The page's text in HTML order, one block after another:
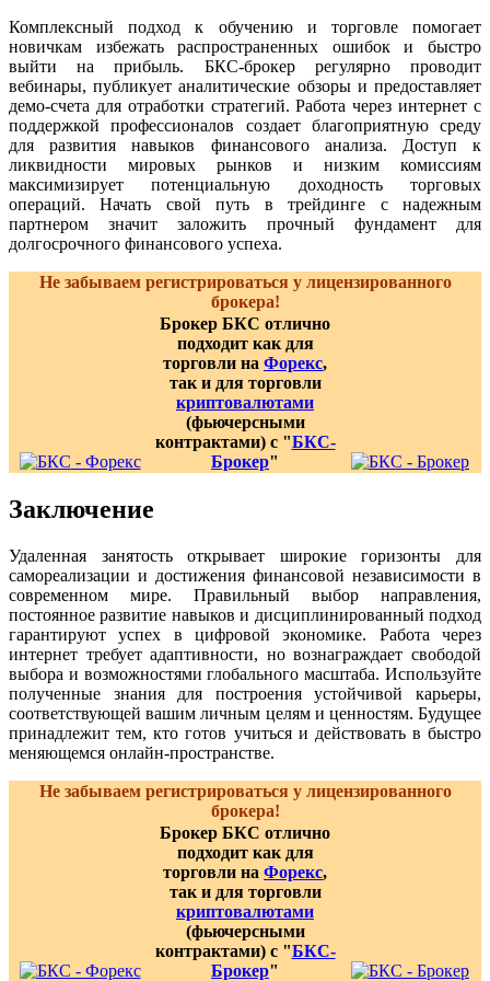
Комплексный подход к обучению и торговле помогает
новичкам избежать распространенных ошибок и быстро
выйти на прибыль. БКС-брокер регулярно проводит
вебинары, публикует аналитические обзоры и предоставляет
демо-счета для отработки стратегий. Работа через интернет с
поддержкой профессионалов создает благоприятную среду
для развития навыков финансового анализа. Доступ к
ликвидности мировых рынков и низким комиссиям
максимизирует потенциальную доходность торговых
операций. Начать свой путь в трейдинге с надежным
партнером значит заложить прочный фундамент для
долгосрочного финансового успеха.
Не забываем регистрироваться у лицензированного
брокера!
Брокер БКС отлично
подходит как для
торговли на Форекс,
так и для торговли
криптовалютами
(фьючерсными
контрактами) с "БКС-
Брокер"
Заключение
Удаленная занятость открывает широкие горизонты для
самореализации и достижения финансовой независимости в
современном мире. Правильный выбор направления,
постоянное развитие навыков и дисциплинированный подход
гарантируют успех в цифровой экономике. Работа через
интернет требует адаптивности, но вознаграждает свободой
выбора и возможностями глобального масштаба. Используйте
полученные знания для построения устойчивой карьеры,
соответствующей вашим личным целям и ценностям. Будущее
принадлежит тем, кто готов учиться и действовать в быстро
меняющемся онлайн-пространстве.
Не забываем регистрироваться у лицензированного
брокера!
Брокер БКС отлично
подходит как для
торговли на Форекс,
так и для торговли
криптовалютами
(фьючерсными
контрактами) с "БКС-
Брокер"